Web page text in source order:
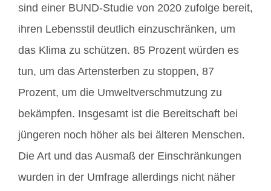
sind einer BUND-Studie von 2020 zufolge bereit,
ihren Lebensstil deutlich einzuschränken, um
das Klima zu schützen. 85 Prozent würden es
tun, um das Artensterben zu stoppen, 87
Prozent, um die Umweltverschmutzung zu
bekämpfen. Insgesamt ist die Bereitschaft bei
jüngeren noch höher als bei älteren Menschen.
Die Art und das Ausmaß der Einschränkungen
wurden in der Umfrage allerdings nicht näher